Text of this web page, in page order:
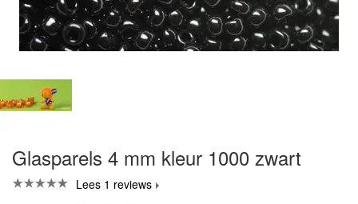
Glasparels 4 mm kleur 1000 zwart
Lees 1 reviews